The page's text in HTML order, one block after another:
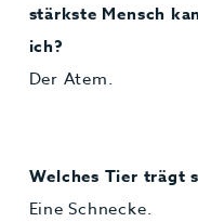
stärkste Mensch
ich?
Der Atem.
Welches Tier trägt
Eine Schnecke.